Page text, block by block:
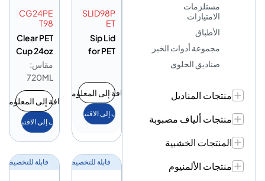
مستلزمات
الامتيازات
الأطباق
مجموعة أدوات الخبز
صناديق الحلوى
منتجات المناديل
منتجات ألياف مصبوبة
المنتجات الخشبية
منتجات الألمنيوم
SLID98P
ET
Sip Lid
for PET
20/24
إضافة إلى المعلومات
أضف إلى الاقتباس
CG24PE
T98
Clear PET
Cup 24oz
– 98 DIA
مقاس:
720ML
إضافة إلى
أضف إلى الاقتباس
قابلة للتخصيص قابلة للتخصيص